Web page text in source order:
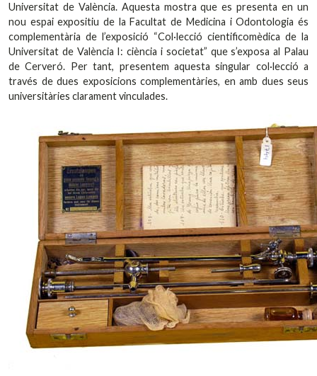
Universitat de València. Aquesta mostra que es presenta en un
nou espai expositiu de la Facultat de Medicina i Odontologia és
complementària de l’exposició “Col·lecció cientificomèdica de la
Universitat de València I: ciència i societat” que s’exposa al Palau
de Cerveró. Per tant, presentem aquesta singular col·lecció a
través de dues exposicions complementàries, en amb dues seus
universitàries clarament vinculades.